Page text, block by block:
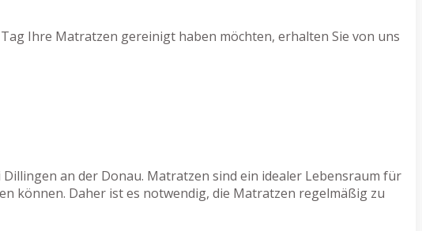
Ihre Matratzen gereinigt haben möchten, erhalten Sie von uns
an der Donau. Matratzen sind ein idealer Lebensraum für
können. Daher ist es notwendig, die Matratzen regelmäßig zu